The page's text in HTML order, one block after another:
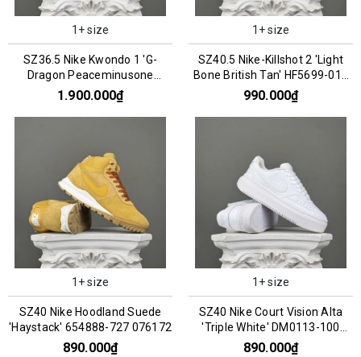
1+ size
SZ36.5 Nike Kwondo 1 'G-
Dragon Peaceminusone
Panda' DH2482-101 066956
1.900.000₫
1+ size
SZ40.5 Nike-Killshot 2 'Light
Bone British Tan' HF5699-019
076184
990.000₫
1+ size
SZ40 Nike Hoodland Suede
'Haystack' 654888-727 076172
890.000₫
1+ size
SZ40 Nike Court Vision Alta
'Triple White' DM0113-100
066758
890.000₫